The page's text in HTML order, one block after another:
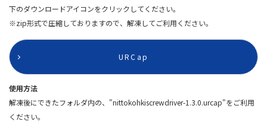
下のダウンロードアイコンをクリックしてください。
※zip形式で圧縮しておりますので、解凍してご利用ください。
URCap
使用方法
解凍後にできたフォルダ内の、"nittokohkiscrewdriver-1.3.0.urcap"をご利用
ください。